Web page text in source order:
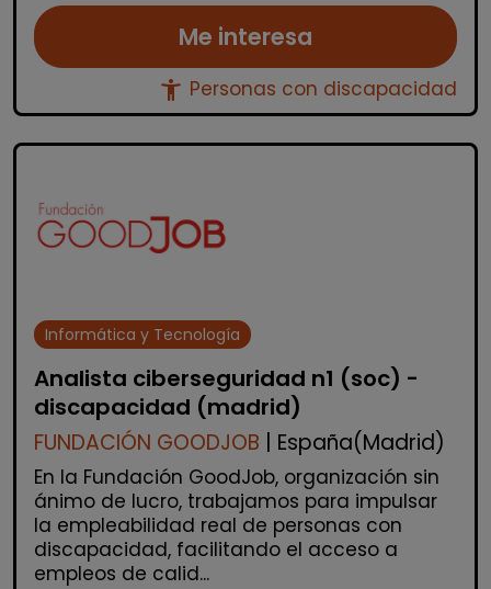
Me interesa
accessibility_new Personas con discapacidad
Informática y Tecnología
Analista ciberseguridad n1 (soc) -
discapacidad (madrid)
FUNDACIÓN GOODJOB | España(Madrid)
En la Fundación GoodJob, organización sin
ánimo de lucro, trabajamos para impulsar
la empleabilidad real de personas con
discapacidad, facilitando el acceso a
empleos de calid...